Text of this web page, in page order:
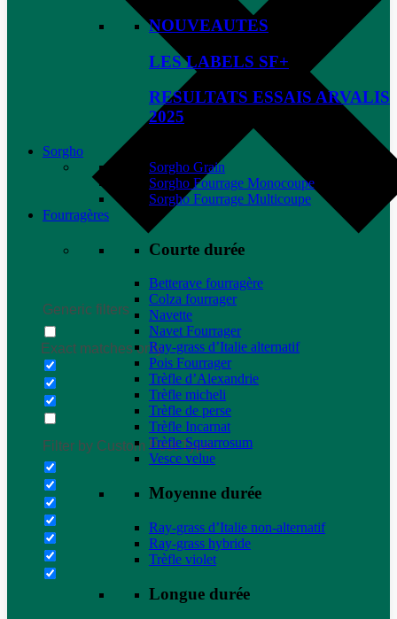
Generic filters
Exact matches only
Filter by Custom Post Type
NOUVEAUTES
LES LABELS SF+
RESULTATS ESSAIS ARVALIS
2025
Sorgho
Sorgho Grain
Sorgho Fourrage Monocoupe
Sorgho Fourrage Multicoupe
Fourragères
Courte durée
Betterave fourragère
Colza fourrager
Navette
Navet Fourrager
Ray-grass d’Italie alternatif
Pois Fourrager
Trèfle d’Alexandrie
Trèfle micheli
Trèfle de perse
Trèfle Incarnat
Trèfle Squarrosum
Vesce velue
Moyenne durée
Ray-grass d’Italie non-alternatif
Ray-grass hybride
Trèfle violet
Longue durée